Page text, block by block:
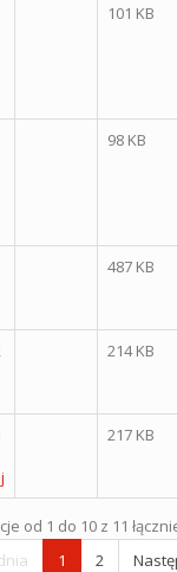
101 KB
98 KB
487 KB
214 KB
217 KB
od 1 do 10 z 11
1 2